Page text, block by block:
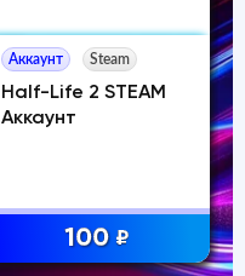
Аккаунт Steam
Half-Life 2 STEAM
Аккаунт
100 ₽